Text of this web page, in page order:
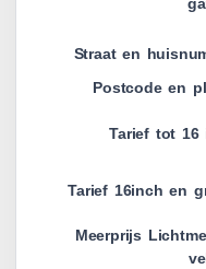
Straat en
Postcode en
Tarief tot 16
Tarief 16inch en
Meerprijs